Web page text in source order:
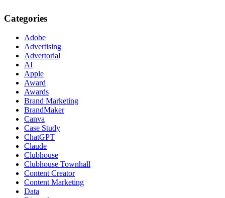
Categories
Adobe
Advertising
Advertorial
AI
Apple
Award
Awards
Brand Marketing
BrandMaker
Canva
Case Study
ChatGPT
Claude
Clubhouse
Clubhouse Townhall
Content Creator
Content Marketing
Data